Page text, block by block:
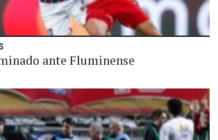
ante Fluminense